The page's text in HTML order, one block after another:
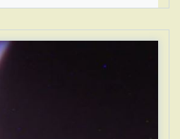
Западной Европы